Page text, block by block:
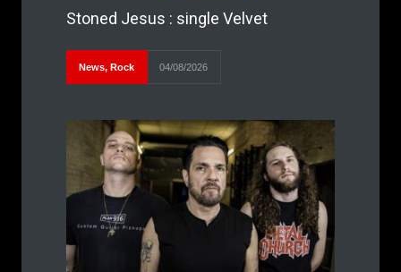
Stoned Jesus : single Velvet
News, Rock 04/08/2026